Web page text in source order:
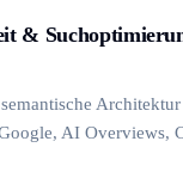
&
AI Overviews,